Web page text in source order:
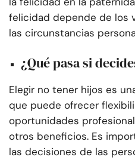
felicidad depende de los
las circunstancias
¿Qué pasa si
Elegir no tener hijos es
que puede ofrecer
oportunidades
otros beneficios. Es
las decisiones de las